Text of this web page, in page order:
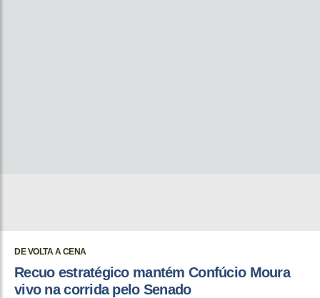
DE VOLTA A CENA
Recuo estratégico mantém Confúcio Moura
vivo na corrida pelo Senado